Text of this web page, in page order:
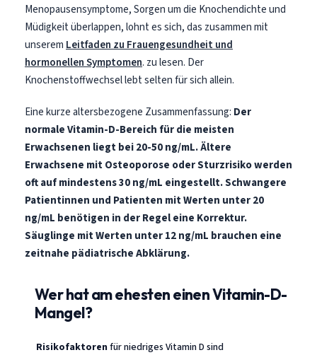
Menopausensymptome, Sorgen um die Knochendichte und
Müdigkeit überlappen, lohnt es sich, das zusammen mit
unserem Leitfaden zu Frauengesundheit und
hormonellen Symptomen. zu lesen. Der
Knochenstoffwechsel lebt selten für sich allein.
Eine kurze altersbezogene Zusammenfassung: Der
normale Vitamin-D-Bereich für die meisten
Erwachsenen liegt bei 20-50 ng/mL.Ältere
Erwachsene mit Osteoporose oder Sturzrisiko werden
oft auf mindestens 30 ng/mL eingestellt.Schwangere
Patientinnen und Patienten mit Werten unter 20
ng/mL benötigen in der Regel eine Korrektur.
Säuglinge mit Werten unter 12 ng/mL brauchen eine
zeitnahe pädiatrische Abklärung.
Wer hat am ehesten einen Vitamin-D-
Mangel?
Risikofaktoren für niedriges Vitamin D sind